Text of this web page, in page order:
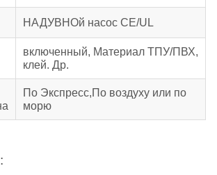
НАДУВНОй насос CE/UL
включенный, Материал ТПУ/ПВХ,
клей. Др.
По Экспресс,По воздуху или по
морю